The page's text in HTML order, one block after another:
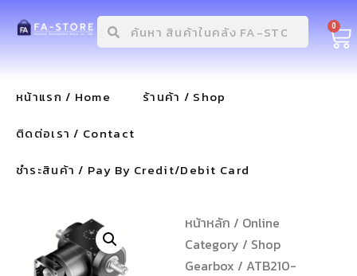
0
หน้าแรก / Home
ร้านค้า / Shop
ติดต่อเรา / Contact
ชำระสินค้า / Pay By Credit/Debit Card
หน้าหลัก / Online
Category / Shop
Gearbox / ATB210-